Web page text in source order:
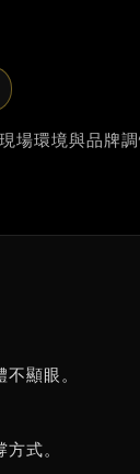
場環境與品牌調
顯眼。
式。